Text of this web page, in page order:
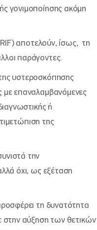
γονιμοποίησης ακόμη
αποτελούν, ίσως, τη
παράγοντες.
υστεροσκόπησης
με επαναλαμβανόμενες
ή
της
την
όχι, ως εξέταση
τη δυνατότητα
στην αύξηση των θετικών